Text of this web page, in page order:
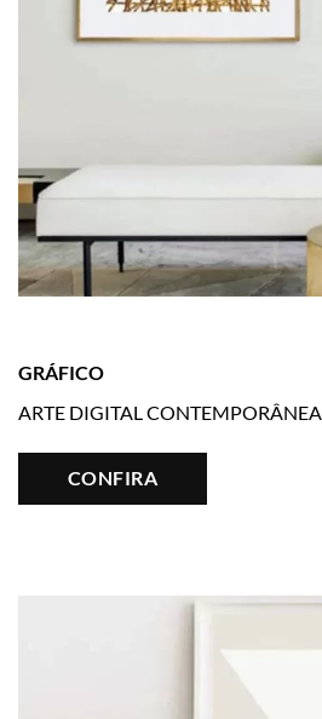
GRÁFICO
ARTE DIGITAL CONTEMPORÂNEA.
CONFIRA